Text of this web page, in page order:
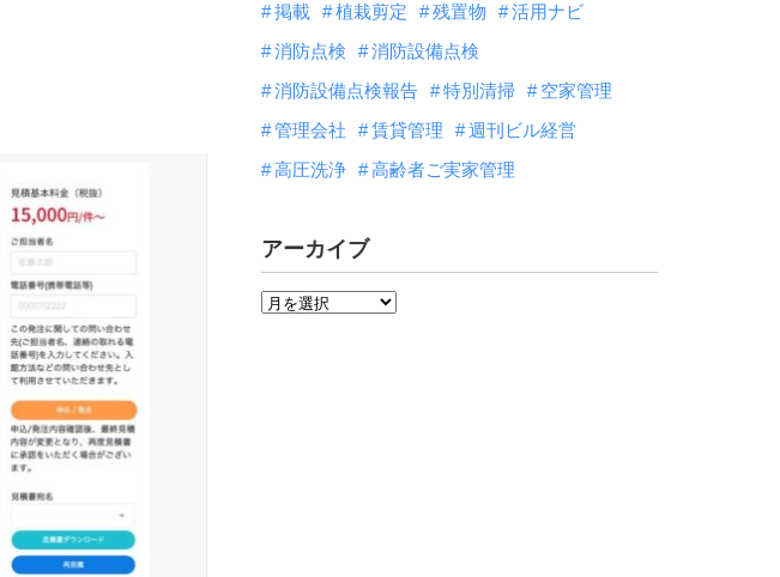
掲載
植栽剪定 残置物
活用ナビ
消防点検
消防設備点検
消防設備点検報告
特別清掃
空家管理
管理会社
賃貸管理
週刊ビル経営
高圧洗浄
高齢者ご実家管理
アーカイブ